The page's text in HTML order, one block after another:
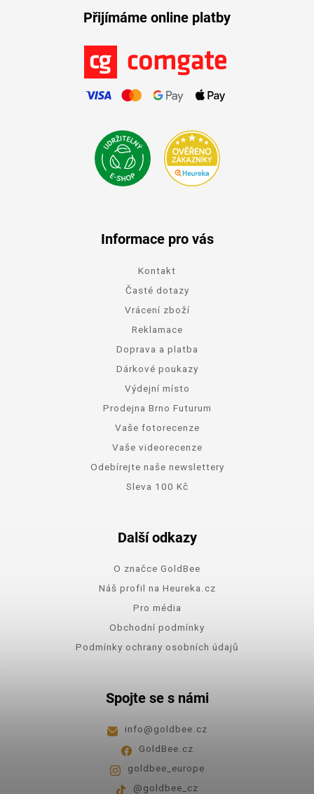
Přijímáme online platby
Informace pro vás
Kontakt
Časté dotazy
Vrácení zboží
Reklamace
Doprava a platba
Dárkové poukazy
Výdejní místo
Prodejna Brno Futurum
Vaše fotorecenze
Vaše videorecenze
Odebírejte naše newslettery
Sleva 100 Kč
Další odkazy
O značce GoldBee
Náš profil na Heureka.cz
Pro média
Obchodní podmínky
Podmínky ochrany osobních údajů
Spojte se s námi
info@goldbee.cz
GoldBee.cz
goldbee_europe
@goldbee_cz